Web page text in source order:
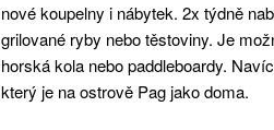
nové koupelny i nábytek. 2x týdně
grilované ryby nebo těstoviny. Je
horská kola nebo paddleboardy.
který je na ostrově Pag jako doma.